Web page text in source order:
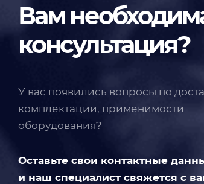
Вам
консультация?
У вас появились вопросы по
комплектации, применимости
оборудования?
Оставьте свои контактные
и наш специалист свяжется с